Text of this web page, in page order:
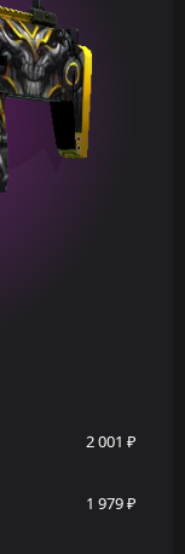
2 001 ₽
1 979 ₽